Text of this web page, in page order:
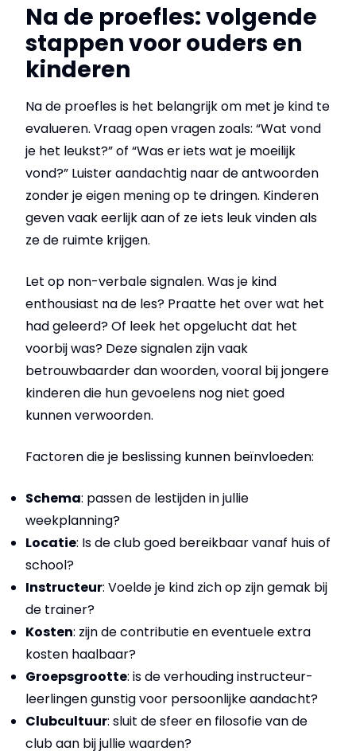
Na de proefles: volgende
stappen voor ouders en
kinderen
Na de proefles is het belangrijk om met je kind te
evalueren. Vraag open vragen zoals: “Wat vond
je het leukst?” of “Was er iets wat je moeilijk
vond?” Luister aandachtig naar de antwoorden
zonder je eigen mening op te dringen. Kinderen
geven vaak eerlijk aan of ze iets leuk vinden als
ze de ruimte krijgen.
Let op non-verbale signalen. Was je kind
enthousiast na de les? Praatte het over wat het
had geleerd? Of leek het opgelucht dat het
voorbij was? Deze signalen zijn vaak
betrouwbaarder dan woorden, vooral bij jongere
kinderen die hun gevoelens nog niet goed
kunnen verwoorden.
Factoren die je beslissing kunnen beïnvloeden:
Schema: passen de lestijden in jullie
weekplanning?
Locatie: Is de club goed bereikbaar vanaf huis of
school?
Instructeur: Voelde je kind zich op zijn gemak bij
de trainer?
Kosten: zijn de contributie en eventuele extra
kosten haalbaar?
Groepsgrootte: is de verhouding instructeur-
leerlingen gunstig voor persoonlijke aandacht?
Clubcultuur: sluit de sfeer en filosofie van de
club aan bij jullie waarden?